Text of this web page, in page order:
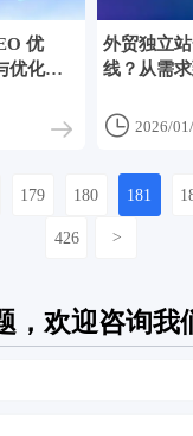
优
优化限
外贸独立
线？从需
 2026/
179 180 181
426 >
，欢迎咨询我